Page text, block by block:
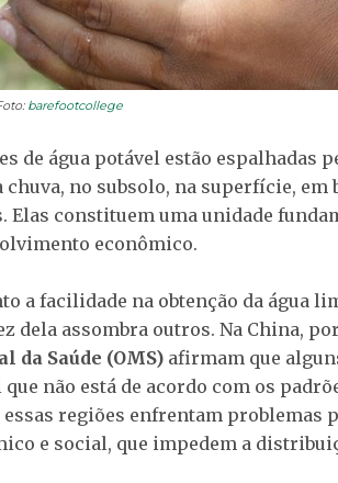
barefootcollege
de água potável estão espalhadas
chuva, no subsolo, na superfície,
Elas constituem uma unidade
econômico.
a facilidade na obtenção da água
dela assombra outros. Na China,
da Saúde (OMS) afirmam que
não está de acordo com os
essas regiões enfrentam problemas
e social, que impedem a